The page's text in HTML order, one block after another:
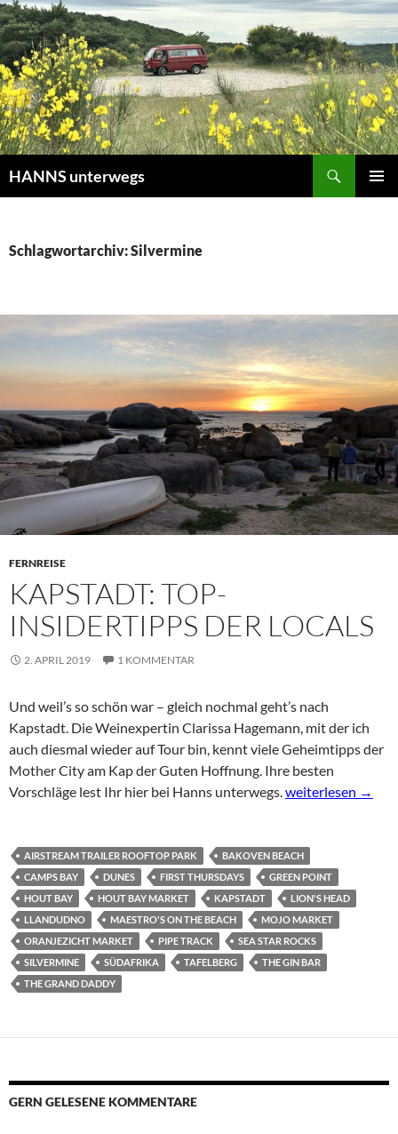
Zum
Inhalt
springen
HANNS unterwegs
Schlagwortarchiv: Silvermine
FERNREISE
KAPSTADT: TOP-
INSIDERTIPPS DER LOCALS
2. APRIL 2019 1 KOMMENTAR
Und weil’s so schön war – gleich nochmal geht’s nach
Kapstadt. Die Weinexpertin Clarissa Hagemann, mit der ich
auch diesmal wieder auf Tour bin, kennt viele Geheimtipps der
Mother City am Kap der Guten Hoffnung. Ihre besten
Vorschläge lest Ihr hier bei Hanns unterwegs.Kapstadt: TOP-
weiterlesen →
AIRSTREAM TRAILER ROOFTOP PARK
BAKOVEN BEACH
CAMPS BAY
DUNES FIRST THURSDAYS
GREEN POINT
HOUT BAY
HOUT BAY MARKET KAPSTADT
LION'S HEAD
LLANDUDNO
MAESTRO'S ON THE BEACH
MOJO MARKET
ORANJEZICHT MARKET
PIPE TRACK
SEA STAR ROCKS
SILVERMINE
SÜDAFRIKA TAFELBERG
THE GIN BAR
THE GRAND DADDY
GERN GELESENE KOMMENTARE